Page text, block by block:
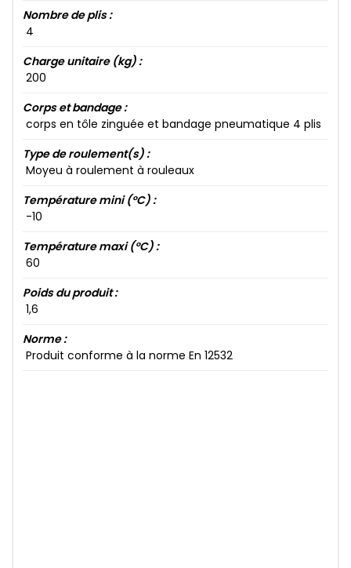
Nombre de plis :
4​
Charge unitaire (kg) :
200​
Corps et bandage :
corps en tôle zinguée et bandage pneumatique 4​ plis
Type de roulement(s) :
Moyeu à roulement à rouleaux
Température mini (°C) :
-10​
Température maxi (°C) :
60​
Poids du produit :
1​,6​
Norme :
Produit conforme à la norme En 12532